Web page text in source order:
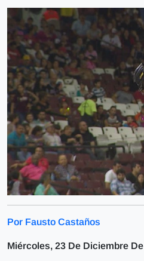
Por Fausto Castaños
Miércoles, 23 De Diciembre